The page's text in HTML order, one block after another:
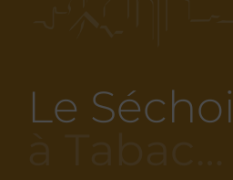
Le